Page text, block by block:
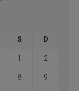
S D
1 2
8 9